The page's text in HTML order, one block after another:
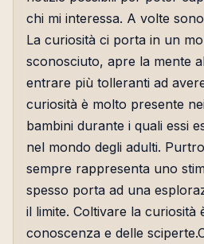
chi mi interessa. A volte
La curiosità ci porta in un
sconosciuto, apre la mente
entrare più tolleranti ad
curiosità è molto presente
bambini durante i quali essi
nel mondo degli adulti.
sempre rappresenta uno
spesso porta ad una
il limite. Coltivare la curiosità
conoscenza e delle